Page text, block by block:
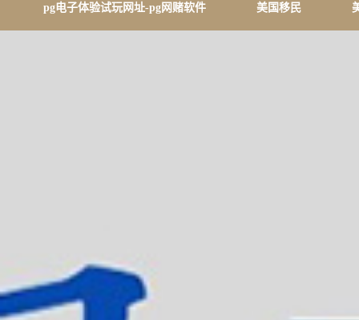
pg电子体验试玩网址-pg网赌软件 美国移民